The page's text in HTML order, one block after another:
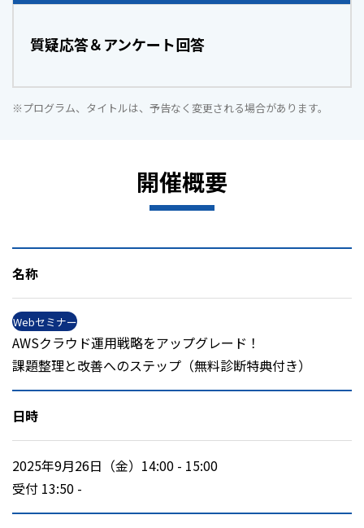
質疑応答＆アンケート回答
※プログラム、タイトルは、予告なく変更される場合があります。
開催概要
名称
Webセミナー
AWSクラウド運用戦略をアップグレード！
課題整理と改善へのステップ（無料診断特典付き）
日時
2025年9月26日（金）14:00 - 15:00
受付 13:50 -